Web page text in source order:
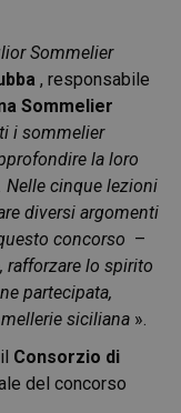
Sommelier
, responsabile
Sommelier
i sommelier
la loro
Nelle cinque lezioni
diversi argomenti
concorso –
rafforzare lo spirito
partecipata,
siciliana ».
Consorzio di
del concorso